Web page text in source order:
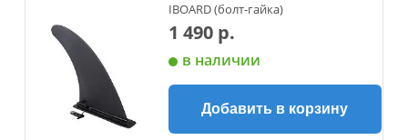
IBOARD (болт-гайка)
1 490 р.
в наличии
Добавить в корзину